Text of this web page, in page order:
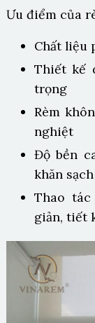
Ưu điểm của
Chất liệu
Thiết kế
trọng
Rèm
nghiệt
Độ bền
khăn sạch
Thao
giản, tiết